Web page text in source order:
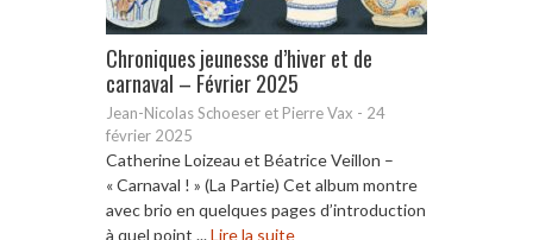
Chroniques jeunesse d’hiver et de
carnaval – Février 2025
Jean-Nicolas Schoeser et Pierre Vax - 24
février 2025
Catherine Loizeau et Béatrice Veillon –
« Carnaval ! » (La Partie) Cet album montre
avec brio en quelques pages d’introduction
à quel point ...Lire la suite